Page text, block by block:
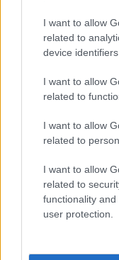
I want to allow
related to
device identifiers
I want to allow
related to
I want to allow
related to
I want to allow
related to
functionality
user protection.
A SZOL24
A Tisza kormány
a közoktatásban –
Sok volt az
kapott, más
A Szolnok megyei
további üzemeltetését
Csendélet 5.0: alig
élhető város